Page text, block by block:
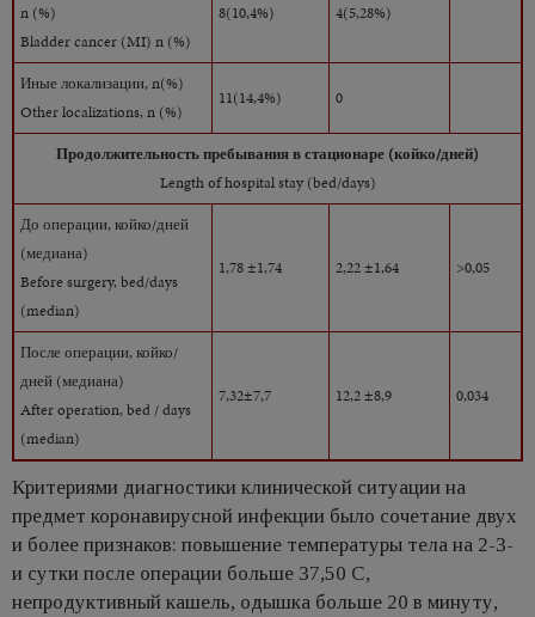
n (%)
Bladder cancer (MI) n (%)
8(10,4%) 4(5,28%)
Иные локализации, n(%)
Other localizations, n (%)
11(14,4%) 0
Продолжительность пребывания в стационаре (койко/дней)
Length of hospital stay (bed/days)
До операции, койко/дней
(медиана)
Before surgery, bed/days
(median)
1,78 ±1,74 2,22 ±1,64 >0,05
После операции, койко/
дней (медиана)
After operation, bed / days
(median)
7,32±7,7 12,2 ±8,9 0,034
Критериями диагностики клинической ситуации на
предмет коронавирусной инфекции было сочетание двух
и более признаков: повышение температуры тела на 2-3-
и сутки после операции больше 37,50 С,
непродуктивный кашель, одышка больше 20 в минуту,